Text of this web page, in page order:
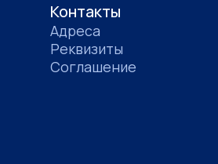
Контакты
Адреса
Реквизиты
Соглашение